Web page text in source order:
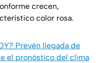
crecen,
color rosa.
Prevén llegada de
el pronóstico del clima